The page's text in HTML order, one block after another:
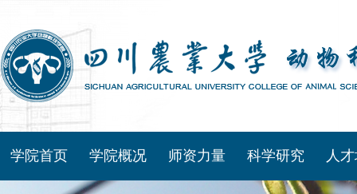
学院首页 学院概况 师资力量 科学研究 人